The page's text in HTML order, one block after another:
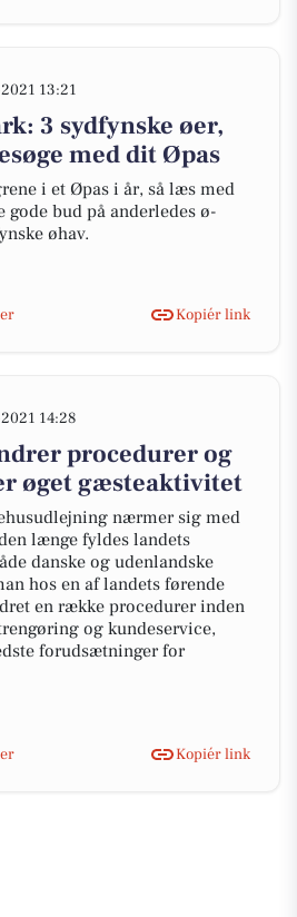
13:21
3 sydfynske øer,
med dit Øpas
i et Øpas i år, så læs med
gode bud på anderledes ø-
øhav.
Kopiér link
14:28
procedurer og
øget gæsteaktivitet
nærmer sig med
længe fyldes landets
danske og udenlandske
hos en af landets førende
en række procedurer inden
og kundeservice,
forudsætninger for
Kopiér link